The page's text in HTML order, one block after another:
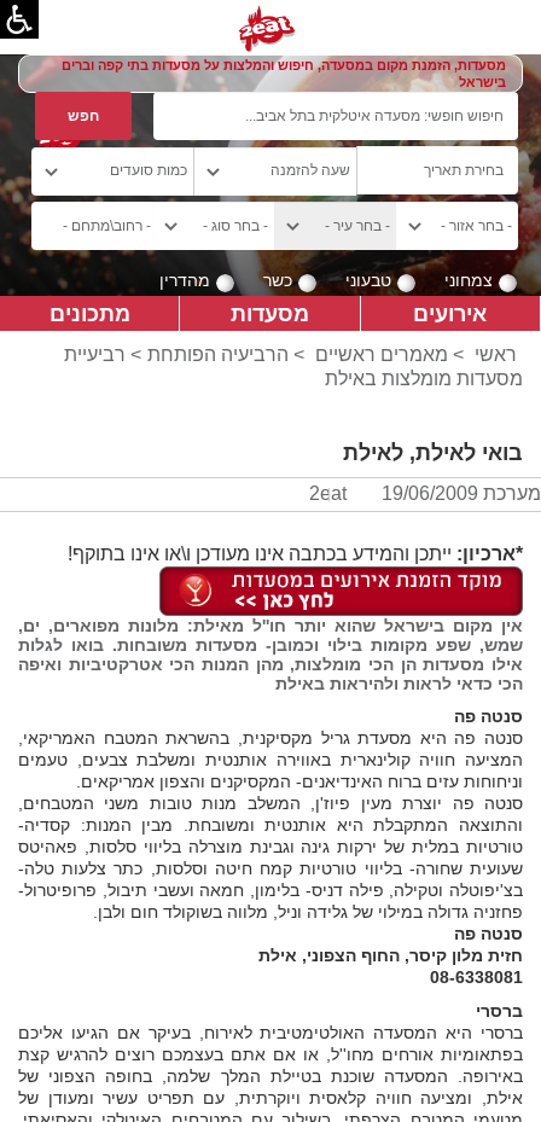
מסעדות, הזמנת מקום במסעדה, חיפוש והמלצות על מסעדות בתי קפה וברים
בישראל
צמחוני טבעוני כשר מהדרין
אירועים מסעדות מתכונים
ראשי > מאמרים ראשיים > הרביעיה הפותחת > רביעיית
מסעדות מומלצות באילת
בואי לאילת, לאילת
מערכת 2eat 19/06/2009
*ארכיון: ייתכן והמידע בכתבה אינו מעודכן ו\או אינו בתוקף!
אין מקום בישראל שהוא יותר חו''ל מאילת: מלונות מפוארים, ים,
שמש, שפע מקומות בילוי וכמובן- מסעדות משובחות. בואו לגלות
אילו מסעדות הן הכי מומלצות, מהן המנות הכי אטרקטיביות ואיפה
הכי כדאי לראות ולהיראות באילת
סנטה פה
סנטה פה היא מסעדת גריל מקסיקנית, בהשראת המטבח האמריקאי,
המציעה חוויה קולינארית באווירה אותנטית ומשלבת צבעים, טעמים
וניחוחות עזים ברוח האינדיאנים- המקסיקנים והצפון אמריקאים.
סנטה פה יוצרת מעין פיוז'ן, המשלב מנות טובות משני המטבחים,
והתוצאה המתקבלת היא אותנטית ומשובחת. מבין המנות: קסדיה-
טורטיות במלית של ירקות גינה וגבינת מוצרלה בליווי סלסות, פאהיטס
שעועית שחורה- בליווי טורטיות קמח חיטה וסלסות, כתר צלעות טלה-
בצ'יפוטלה וטקילה, פילה דניס- בלימון, חמאה ועשבי תיבול, פרופיטרול-
פחזניה גדולה במילוי של גלידה וניל, מלווה בשוקולד חום ולבן.
סנטה פה
חזית מלון קיסר, החוף הצפוני, אילת
08-6338081
ברסרי
ברסרי היא המסעדה האולטימטיבית לאירוח, בעיקר אם הגיעו אליכם
בפתאומיות אורחים מחו''ל, או אם אתם בעצמכם רוצים להרגיש קצת
באירופה. המסעדה שוכנת בטיילת המלך שלמה, בחופה הצפוני של
אילת, ומציעה חוויה קלאסית ויוקרתית, עם תפריט עשיר ומעודן של